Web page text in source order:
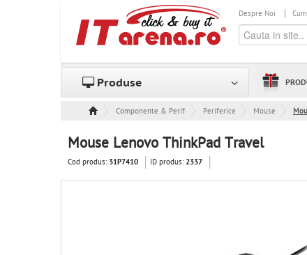
Despre Noi
Produse
Componente & Periferice Periferice Mouse
Mouse Lenovo ThinkPad Travel
Cod produs: 31P7410 ID produs:2337